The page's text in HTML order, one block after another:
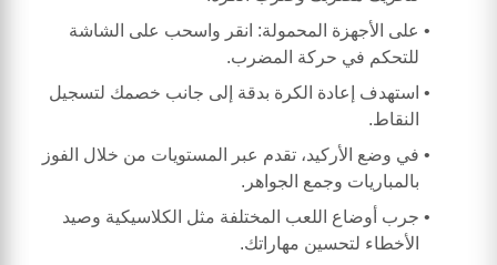
على الأجهزة المحمولة: انقر واسحب على الشاشة
للتحكم في حركة المضرب.
استهدف إعادة الكرة بدقة إلى جانب خصمك لتسجيل
النقاط.
في وضع الأركيد، تقدم عبر المستويات من خلال الفوز
بالمباريات وجمع الجواهر.
جرب أوضاع اللعب المختلفة مثل الكلاسيكية وصيد
الأخطاء لتحسين مهاراتك.